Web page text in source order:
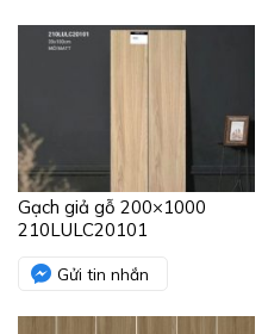
Gạch giả gỗ 200×1000
210LULC20101
Gửi tin nhắn